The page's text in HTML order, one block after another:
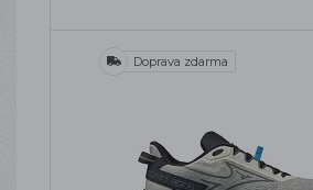
Doprava zdarma